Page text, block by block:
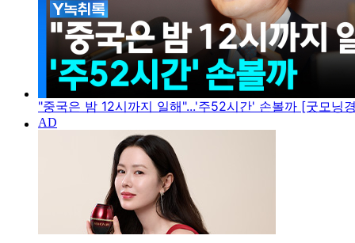
"중국은 밤 12시까지 일해"...'주52시간' 손볼까 [굿모닝